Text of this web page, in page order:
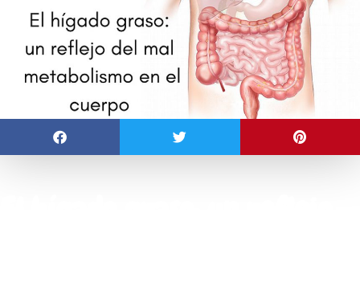
Mariana Solorzanojulio 18, 201810 comentarios